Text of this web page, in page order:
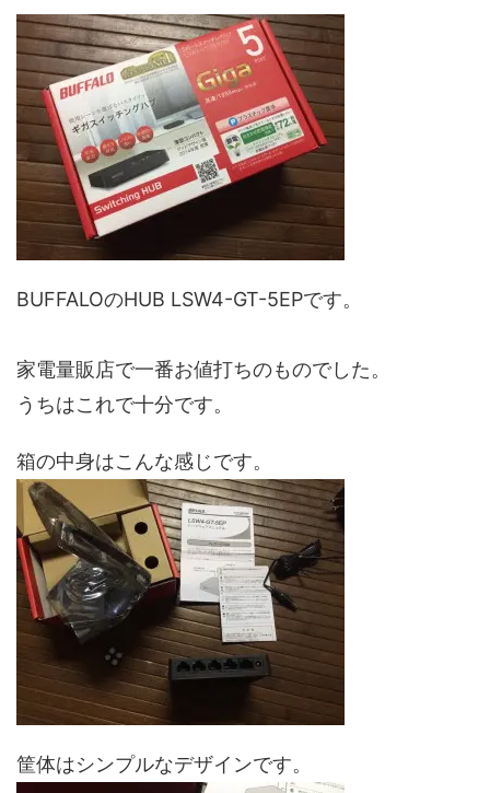
BUFFALOのHUB LSW4-GT-5EPです。
家電量販店で一番お値打ちのものでした。
うちはこれで十分です。
箱の中身はこんな感じです。
筐体はシンプルなデザインです。